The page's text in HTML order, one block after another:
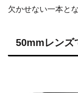
欠かせない一本と
50mmレンズ